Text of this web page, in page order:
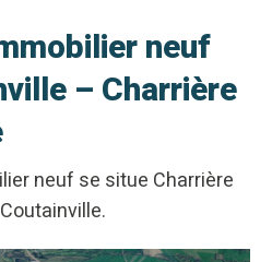
neuf
– Charrière
neuf se situe Charrière